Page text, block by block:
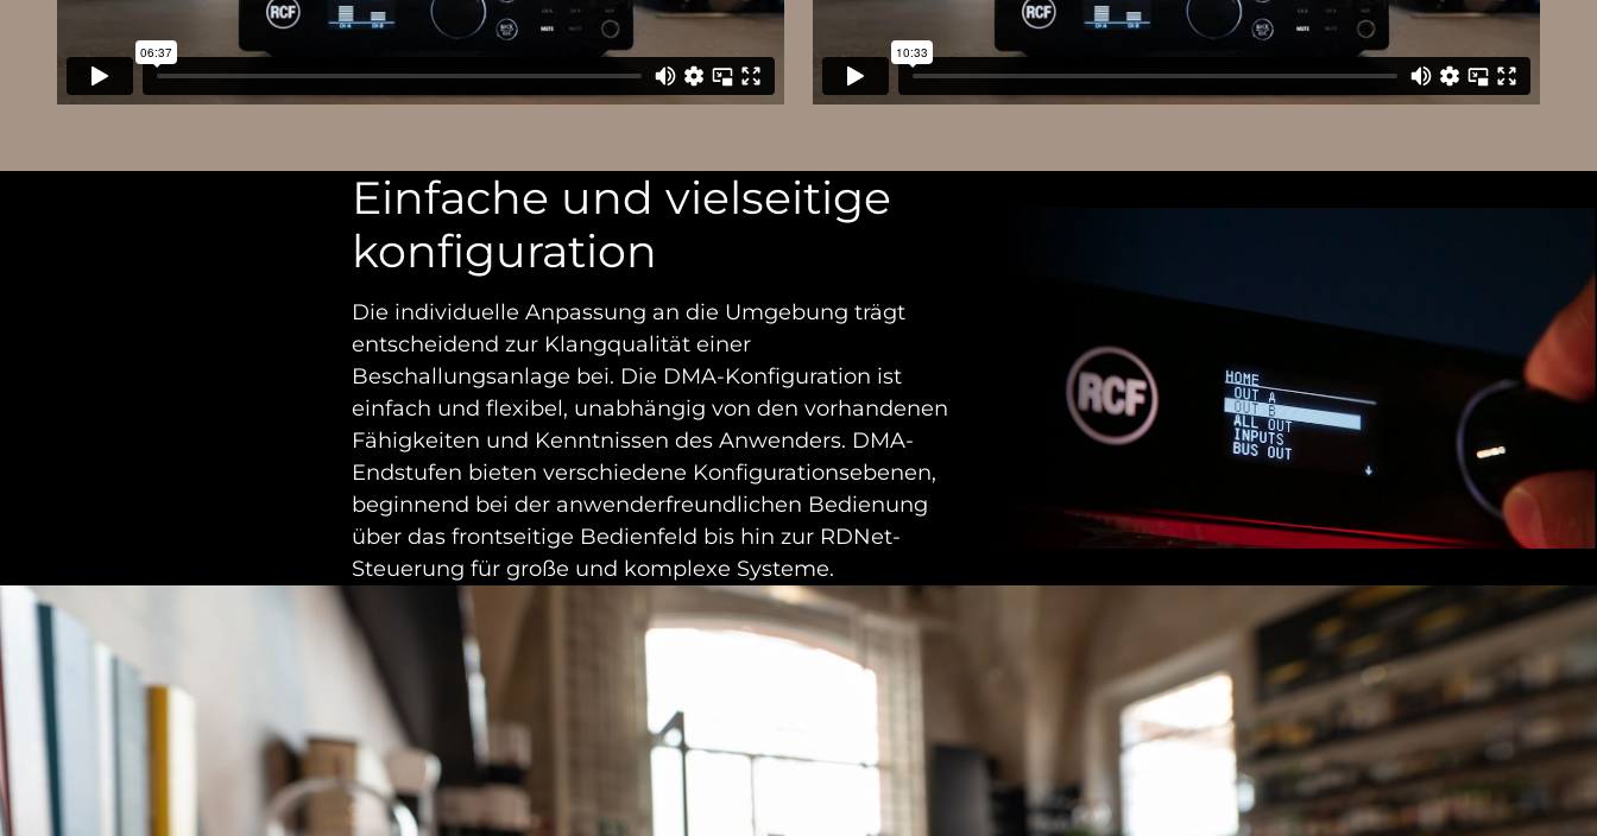
Einfache und vielseitige
konfiguration
Die individuelle Anpassung an die Umgebung trägt
entscheidend zur Klangqualität einer
Beschallungsanlage bei. Die DMA-Konfiguration ist
einfach und flexibel, unabhängig von den vorhandenen
Fähigkeiten und Kenntnissen des Anwenders. DMA-
Endstufen bieten verschiedene Konfigurationsebenen,
beginnend bei der anwenderfreundlichen Bedienung
über das frontseitige Bedienfeld bis hin zur RDNet-
Steuerung für große und komplexe Systeme.